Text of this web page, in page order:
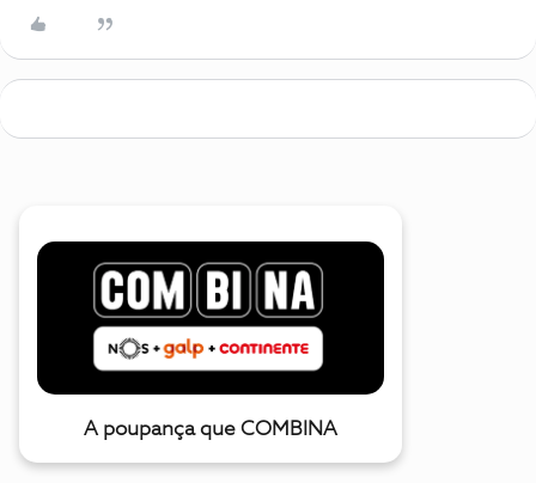
A poupança que COMBINA